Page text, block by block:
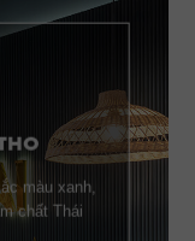
màu xanh,
chất Thái